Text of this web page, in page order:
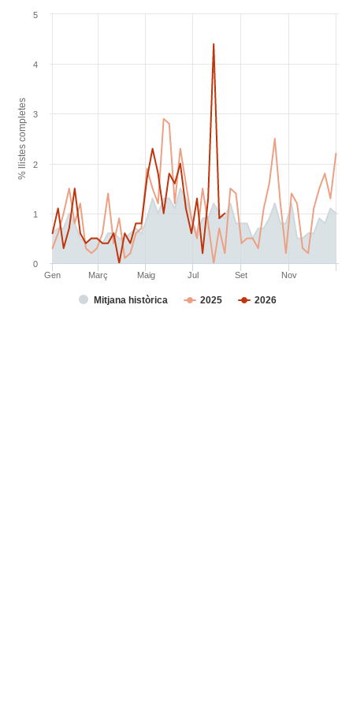
% llistes completes
Mitjana històrica 2025 2026
Gen Març Maig Jul Set Nov
0
1
2
3
4
5